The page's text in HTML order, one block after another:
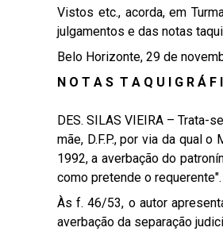
Vistos etc., acorda, em
julgamentos e das notas
Belo Horizonte, 29 de
N O T A S T A Q U I G R Á F
DES. SILAS VIEIRA – Trata-
mãe, D.F.P., por via da qual
1992, a averbação do
como pretende o requerente".
Às f. 46/53, o autor
averbação da separação